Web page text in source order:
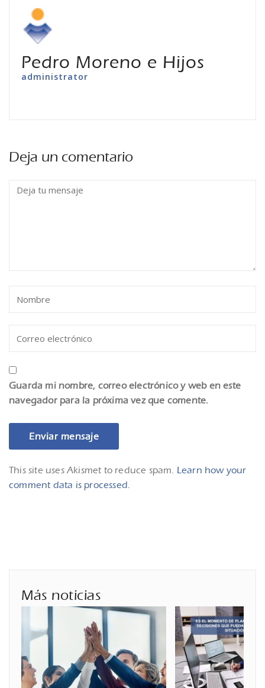
Pedro Moreno e Hijos
administrator
Deja un comentario
Guarda mi nombre, correo electrónico y web en este
navegador para la próxima vez que comente.
This site uses Akismet to reduce spam. Learn how your
comment data is processed.
Más noticias